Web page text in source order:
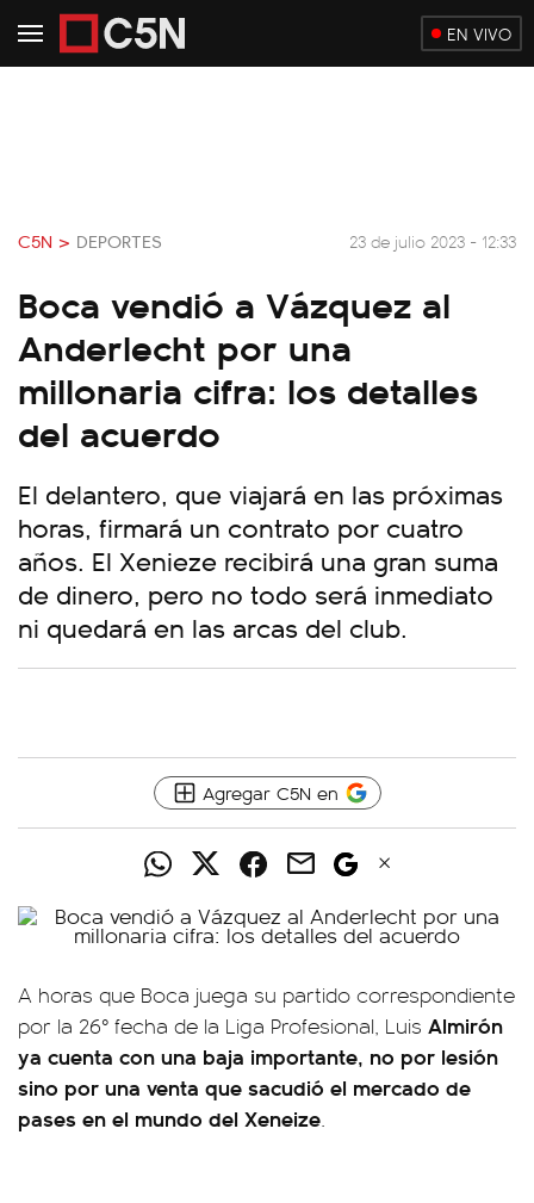
EN VIVO
C5N > DEPORTES 23 de julio 2023 - 12:33
Boca vendió a Vázquez al
Anderlecht por una
millonaria cifra: los detalles
del acuerdo
El delantero, que viajará en las próximas
horas, firmará un contrato por cuatro
años. El Xenieze recibirá una gran suma
de dinero, pero no todo será inmediato
ni quedará en las arcas del club.
Agregar C5N en
A horas que Boca juega su partido correspondiente
por la 26° fecha de la Liga Profesional, Luis Almirón
ya cuenta con una baja importante, no por lesión
sino por una venta que sacudió el mercado de
pases en el mundo del Xeneize.